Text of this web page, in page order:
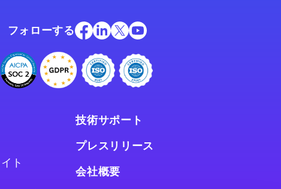
フォローする
ト
技術サポート
プレスリリース
会社概要